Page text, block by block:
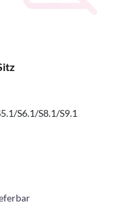
S6.1/S8.1/S9.1